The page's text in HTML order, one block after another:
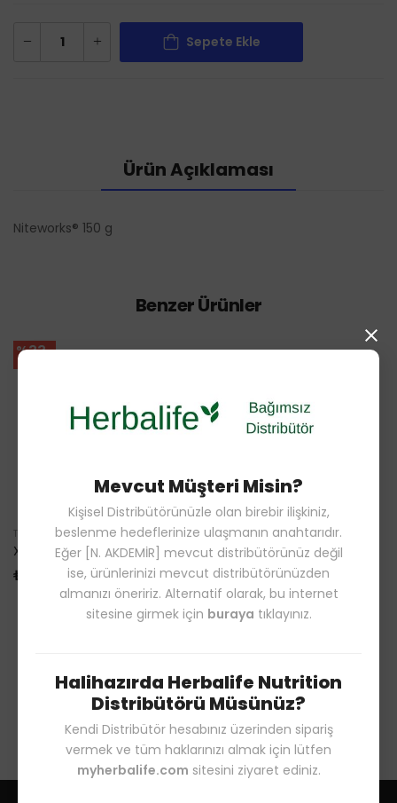
Mevcut Müşteri Misin?
Kişisel Distribütörünüzle olan birebir ilişkiniz,
beslenme hedeflerinize ulaşmanın anahtarıdır.
Eğer [N. AKDEMİR] mevcut distribütörünüz değil
ise, ürünlerinizi mevcut distribütörünüzden
almanızı öneririz. Alternatif olarak, bu internet
sitesine girmek için buraya tıklayınız.
Halihazırda Herbalife Nutrition
Distribütörü Müsünüz?
Kendi Distribütör hesabınız üzerinden sipariş
vermek ve tüm haklarınızı almak için lütfen
myherbalife.com sitesini ziyaret ediniz.
Sepete Ekle
Ürün Açıklaması
Niteworks® 150 g
Benzer Ürünler
%33
TAKVIYE EDICI GIDALAR
Xtra-Cal 90 tablet
₺401 ₺599
TAKVIYE EDICI GIDALAR
₺1587